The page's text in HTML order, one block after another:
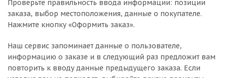
Проверьте правильность ввода информации: позиции
заказа, выбор местоположения, данные о покупателе.
Нажмите кнопку «Оформить заказ».
Наш сервис запоминает данные о пользователе,
информацию о заказе и в следующий раз предложит вам
повторить к вводу данные предыдущего заказа. Если